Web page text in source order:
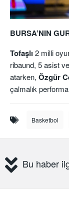
BURSA’NIN
Tofaşlı 2 milli
ribaund, 5 asist
atarken, Özgür
çalmalık
Basketbol
Bu haber